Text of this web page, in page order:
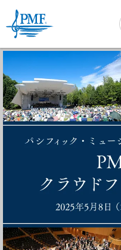
PMF2026 スケジ